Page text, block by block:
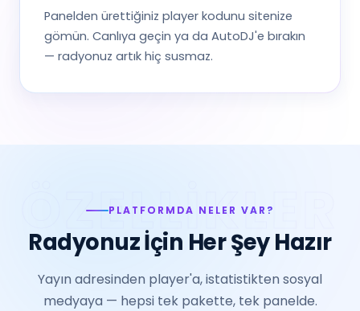
Panelden ürettiğiniz player kodunu sitenize
gömün. Canlıya geçin ya da AutoDJ'e bırakın
— radyonuz artık hiç susmaz.
PLATFORMDA NELER VAR?
Radyonuz İçin Her Şey Hazır
Yayın adresinden player'a, istatistikten sosyal
medyaya — hepsi tek pakette, tek panelde.